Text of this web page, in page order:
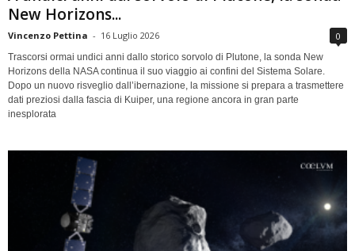
New Horizons...
Vincenzo Pettina - 16 Luglio 2026 0
Trascorsi ormai undici anni dallo storico sorvolo di Plutone, la sonda New
Horizons della NASA continua il suo viaggio ai confini del Sistema Solare.
Dopo un nuovo risveglio dall’ibernazione, la missione si prepara a trasmettere
dati preziosi dalla fascia di Kuiper, una regione ancora in gran parte
inesplorata